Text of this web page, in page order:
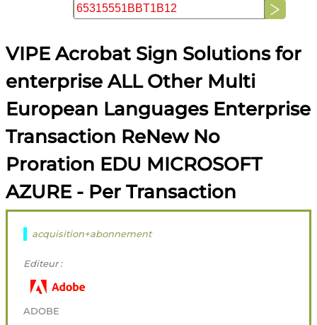
VIPE Acrobat Sign Solutions for
enterprise ALL Other Multi
European Languages Enterprise
Transaction ReNew No
Proration EDU MICROSOFT
AZURE - Per Transaction
acquisition+abonnement
Editeur :
ADOBE